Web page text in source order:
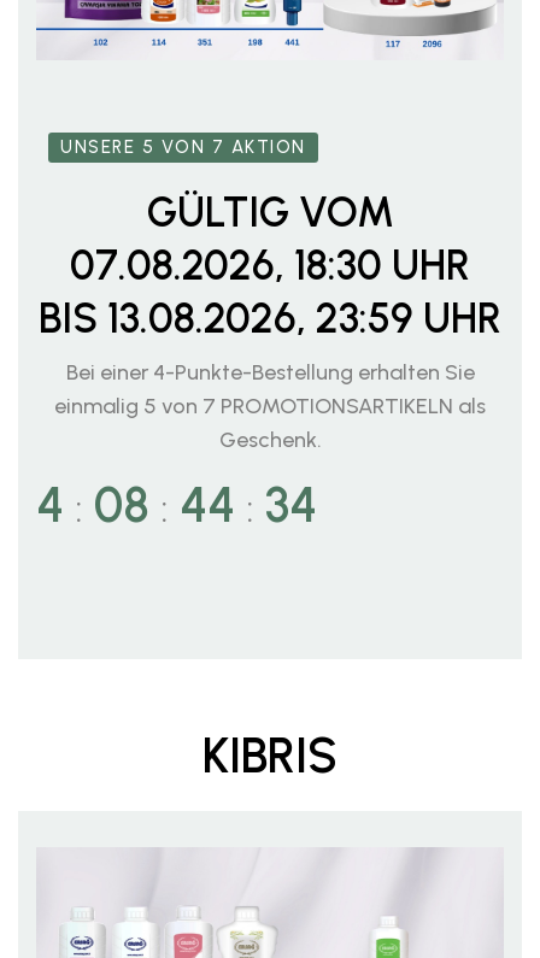
UNSERE 5 VON 7 AKTION
GÜLTIG VOM
07.08.2026, 18:30 UHR
BIS 13.08.2026, 23:59 UHR
Bei einer 4-Punkte-Bestellung erhalten Sie
einmalig 5 von 7 PROMOTIONSARTIKELN als
Geschenk.
4 : 08 : 44 : 32
KIBRIS